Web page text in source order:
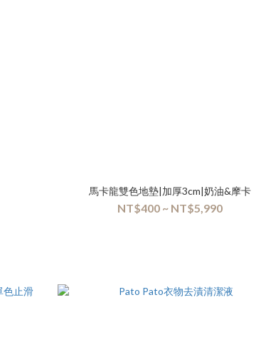
馬卡龍雙色地墊|加厚3cm|奶油&摩卡
NT$400 ~ NT$5,990